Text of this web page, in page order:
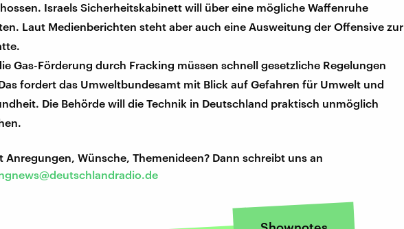
Israels Sicherheitskabinett will über eine mögliche Waffenruhe
Laut Medienberichten steht aber auch eine Ausweitung der Offensive zur
Gas-Förderung durch Fracking müssen schnell gesetzliche Regelungen
fordert das Umweltbundesamt mit Blick auf Gefahren für Umwelt und
Die Behörde will die Technik in Deutschland praktisch unmöglich
Anregungen, Wünsche, Themenideen? Dann schreibt uns an